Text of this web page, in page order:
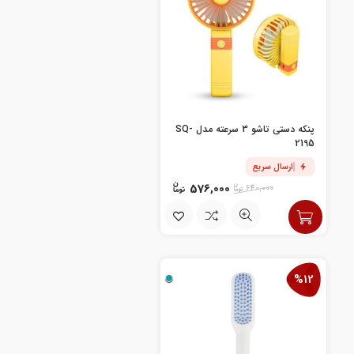
پنکه دستی تاشو 3 سرعته مدل SQ-
2195
ارسال سریع
640,000
576,000
%12